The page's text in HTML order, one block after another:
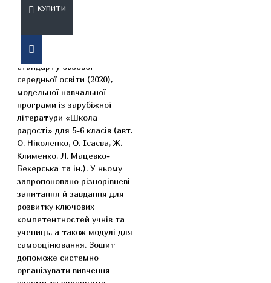
КУПИТИ
до вимог Державного
стандарту базової
середньої освіти (2020),
модельної навчальної
програми із зарубіжної
літератури «Школа
радості» для 5-6 класів (авт.
О. Ніколенко, О. Ісаєва, Ж.
Клименко, Л. Мацевко-
Бекерська та ін.). У ньому
запропоновано різнорівневі
запитання й завдання для
розвитку ключових
компетентностей учнів та
учениць, а також модулі для
самооцінювання. Зошит
допоможе системно
організувати вивчення